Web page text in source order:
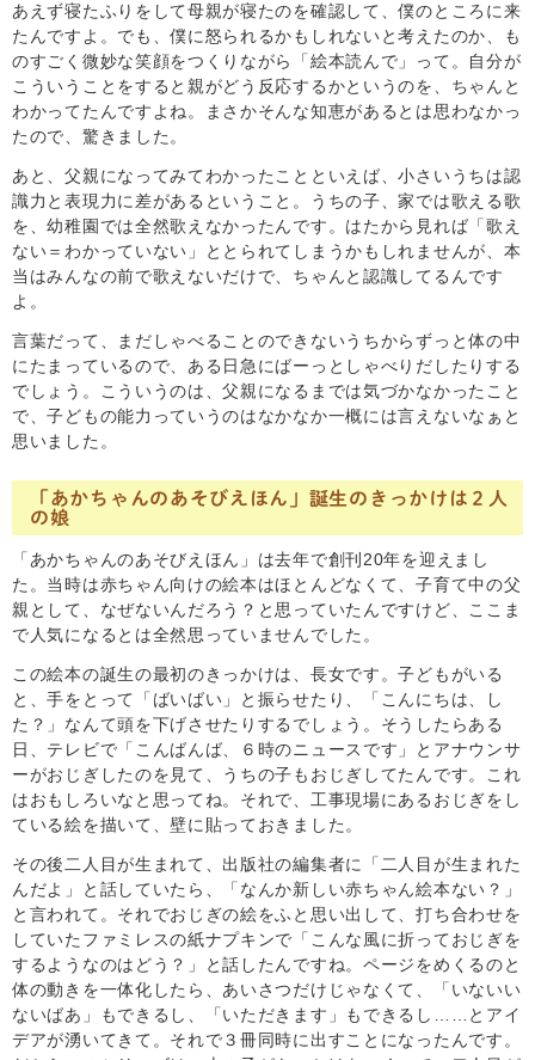
あえず寝たふりをして母親が寝たのを確認して、僕のところに来
たんですよ。でも、僕に怒られるかもしれないと考えたのか、も
のすごく微妙な笑顔をつくりながら「絵本読んで」って。自分が
こういうことをすると親がどう反応するかというのを、ちゃんと
わかってたんですよね。まさかそんな知恵があるとは思わなかっ
たので、驚きました。
あと、父親になってみてわかったことといえば、小さいうちは認
識力と表現力に差があるということ。うちの子、家では歌える歌
を、幼稚園では全然歌えなかったんです。はたから見れば「歌え
ない＝わかっていない」ととられてしまうかもしれませんが、本
当はみんなの前で歌えないだけで、ちゃんと認識してるんです
よ。
言葉だって、まだしゃべることのできないうちからずっと体の中
にたまっているので、ある日急にばーっとしゃべりだしたりする
でしょう。こういうのは、父親になるまでは気づかなかったこと
で、子どもの能力っていうのはなかなか一概には言えないなぁと
思いました。
「あかちゃんのあそびえほん」誕生のきっかけは２人
の娘
「あかちゃんのあそびえほん」は去年で創刊20年を迎えまし
た。当時は赤ちゃん向けの絵本はほとんどなくて、子育て中の父
親として、なぜないんだろう？と思っていたんですけど、ここま
で人気になるとは全然思っていませんでした。
この絵本の誕生の最初のきっかけは、長女です。子どもがいる
と、手をとって「ばいばい」と振らせたり、「こんにちは、し
た？」なんて頭を下げさせたりするでしょう。そうしたらある
日、テレビで「こんばんば、６時のニュースです」とアナウンサ
ーがおじぎしたのを見て、うちの子もおじぎしてたんです。これ
はおもしろいなと思ってね。それで、工事現場にあるおじぎをし
ている絵を描いて、壁に貼っておきました。
その後二人目が生まれて、出版社の編集者に「二人目が生まれた
んだよ」と話していたら、「なんか新しい赤ちゃん絵本ない？」
と言われて。それでおじぎの絵をふと思い出して、打ち合わせを
していたファミレスの紙ナプキンで「こんな風に折っておじぎを
するようなのはどう？」と話したんですね。ページをめくるのと
体の動きを一体化したら、あいさつだけじゃなくて、「いないい
ないばあ」もできるし、「いただきます」もできるし……とアイ
デアが湧いてきて。それで３冊同時に出すことになったんです。